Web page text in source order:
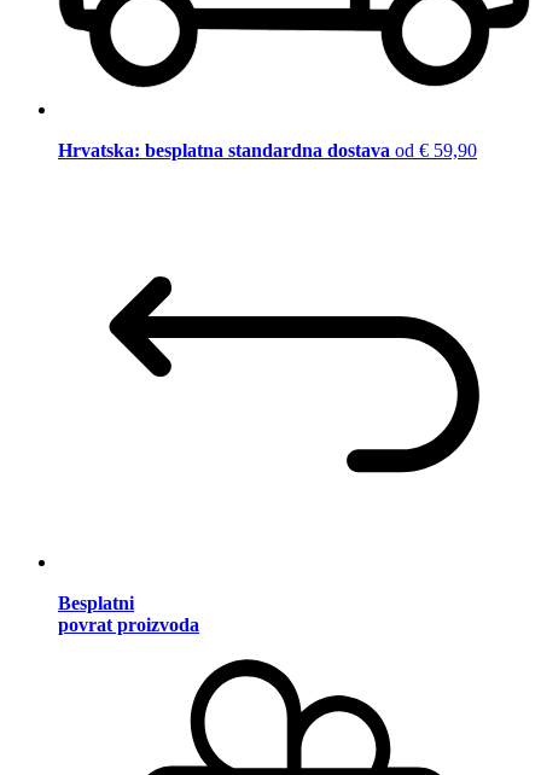
Hrvatska: besplatna standardna dostava od € 59,90
Besplatni
povrat proizvoda